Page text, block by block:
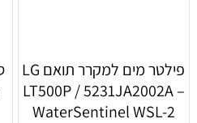
פילטר מים למקרר תואם LG
LT500P / 5231JA2002A –
WaterSentinel WSL-2